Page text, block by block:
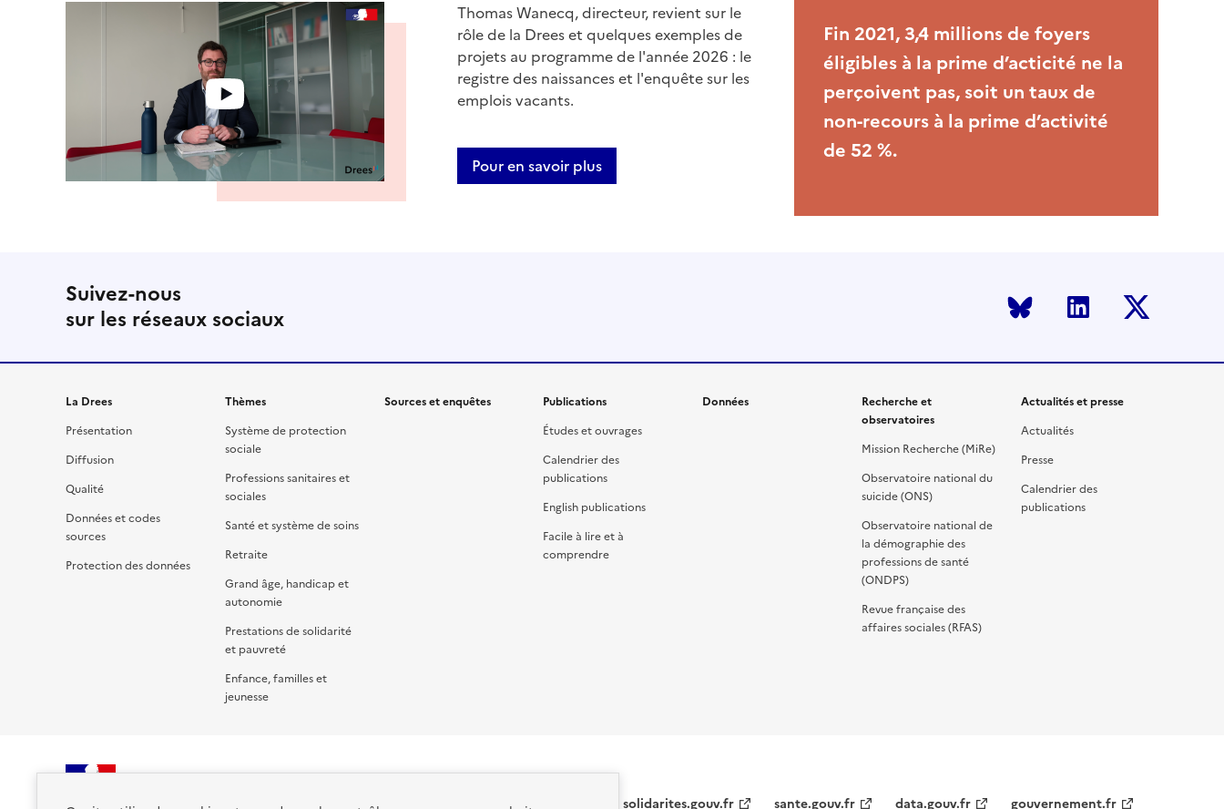
Thomas Wanecq, directeur, revient sur le
rôle de la Drees et quelques exemples de
projets au programme de l'année 2026 : le
registre des naissances et l'enquête sur les
emplois vacants.
Pour en savoir plus
Fin 2021, 3,4 millions de foyers
éligibles à la prime d’acticité ne la
perçoivent pas, soit un taux de
non-recours à la prime d’activité
de 52 %.
Suivez-nous
sur les réseaux sociaux
Bluesky LinkedIn
La Drees
Présentation
Diffusion
Qualité
Données et codes
sources
Protection des données
Thèmes
Système de protection
sociale
Professions sanitaires et
sociales
Santé et système de soins
Retraite
Grand âge, handicap et
autonomie
Prestations de solidarité
et pauvreté
Enfance, familles et
jeunesse
Sources et enquêtes
Publications
Études et ouvrages
Calendrier des
publications
English publications
Facile à lire et à
comprendre
Données
Recherche et
observatoires
Mission Recherche (MiRe)
Observatoire national du
suicide (ONS)
Observatoire national de
la démographie des
professions de santé
(ONDPS)
Revue française des
affaires sociales (RFAS)
Actualités et presse
Actualités
Presse
Calendrier des
publications
solidarites.gouv.fr sante.gouv.fr data.gouv.fr gouvernement.fr